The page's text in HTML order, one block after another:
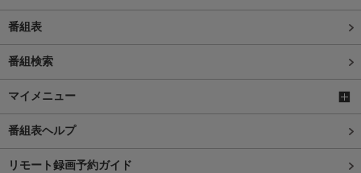
番組表
番組検索
マイメニュー
番組表ヘルプ
リモート録画予約ガイド